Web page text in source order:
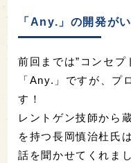
「Any.」の開発が
前回までは”コンセプ
「Any.」ですが、プ
す！
レントゲン技師から
を持つ長岡慎治杜氏
話を聞かせてくれまし